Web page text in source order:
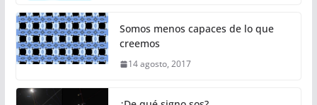
Somos menos capaces de lo que
creemos
14 agosto, 2017